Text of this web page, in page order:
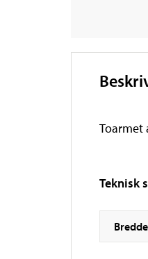
Toarmet
Teknisk
Bredde